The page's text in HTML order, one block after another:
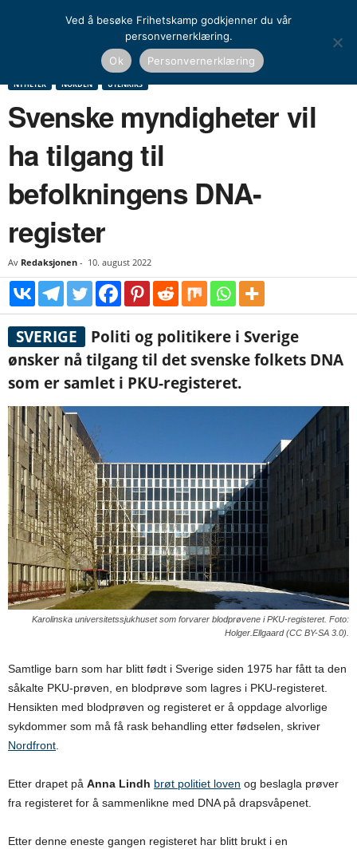
Norden
Svenske myndigheter vil ha tilgang til befolkningens
NYHETER NORDEN UTENRIKS
Svenske myndigheter vil
ha tilgang til
befolkningens DNA-
register
Av Redaksjonen - 10. august 2022
SVERIGE
Politi og politikere i Sverige
ønsker nå tilgang til det svenske folkets DNA
som er samlet i PKU-registeret.
Karolinska universitetssjukhuset som forvarer blodprøvene i PKU-registeret. Foto:
Holger.Ellgaard (CC BY-SA 3.0).
Samtlige barn som har blitt født i Sverige siden 1975 har fått ta den
såkalte PKU-prøven, en blodprøve som lagres i PKU-registeret.
Hensikten med blodprøven og registeret er å oppdage alvorlige
sykdommer som må få rask behandling etter fødselen, skriver
Nordfront.
Etter drapet på Anna Lindh brøt politiet loven og beslagla prøver
fra registeret for å sammenlikne med DNA på drapsvåpenet.
Etter denne eneste gangen registeret har blitt brukt i en
Ved å besøke Frihetskamp godkjenner du vår
personvernerklæring.
Ok
Personvernerklæring